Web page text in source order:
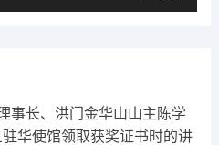
事长、洪门金华山山主陈学
华使馆领取获奖证书时的讲